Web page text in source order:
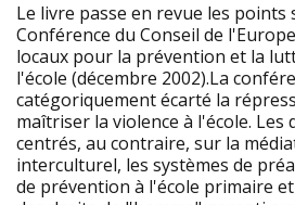
Le livre passe en revue les points
Conférence du Conseil de
locaux pour la prévention et la
l'école (décembre 2002).La
catégoriquement écarté la
maîtriser la violence à l'école. Les
centrés, au contraire, sur la
interculturel, les systèmes de
de prévention à l'école primaire